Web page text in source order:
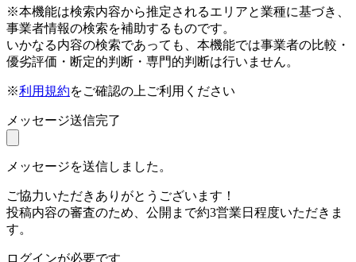
※本機能は検索内容から推定されるエリアと業種に基づき、
事業者情報の検索を補助するものです。
いかなる内容の検索であっても、本機能では事業者の比較・
優劣評価・断定的判断・専門的判断は行いません。
※利用規約をご確認の上ご利用ください
メッセージ送信完了
メッセージを送信しました。
ご協力いただきありがとうございます！
投稿内容の審査のため、公開まで約3営業日程度いただきま
す。
ログインが必要です